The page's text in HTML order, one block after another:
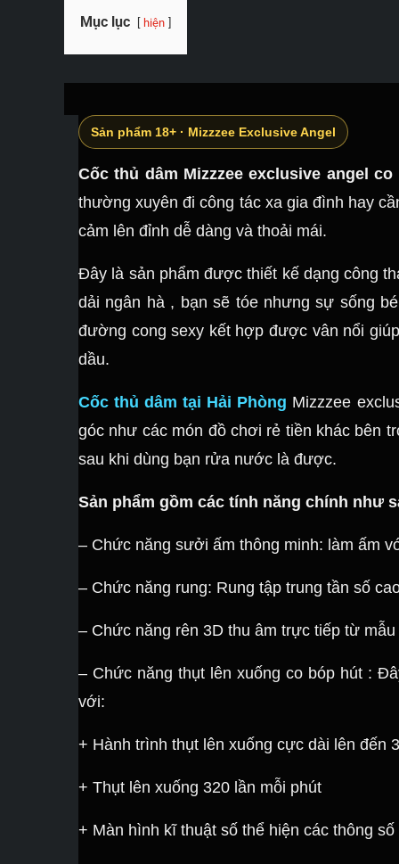
Mục lục hiện
Sản phẩm 18+ · Mizzzee Exclusive Angel
Cốc thủ dâm Mizzzee exclusive angel
thường xuyên đi công tác xa gia đình hay
cảm lên đỉnh dễ dàng và thoải mái.
Đây là sản phẩm được thiết kế dạng công
dải ngân hà , bạn sẽ tóe nhưng sự sống
đường cong sexy kết hợp được vân nổi
dầu.
Cốc thủ dâm tại Hải Phòng Mizzzee
góc như các món đồ chơi rẻ tiền khác bên
sau khi dùng bạn rửa nước là được.
Sản phẩm gồm các tính năng chính như
– Chức năng sưởi ấm thông minh: làm ấm
– Chức năng rung: Rung tập trung tần số
– Chức năng rên 3D thu âm trực tiếp từ
– Chức năng thụt lên xuống co bóp hút :
với:
+ Hành trình thụt lên xuống cực dài lên đến
+ Thụt lên xuống 320 lần mỗi phút
+ Màn hình kĩ thuật số thể hiện các thông số